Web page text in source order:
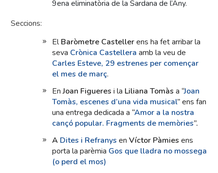
9ena eliminatòria de la Sardana de l’Any.
Seccions:
ElBaròmetre Castellerens ha fet arribar la
seva Crònica Castelleraamb la veu de
Carles Esteve, 29 estrenes per començar
el mes de març.
EnJoan Figueresi la Liliana Tomàsa “Joan
Tomàs, escenes d’una vida musical”ens fan
una entrega dedicada a “Amor a la nostra
cançó popular. Fragments de memòries”.
A Dites i Refranysen Víctor Pàmiesens
porta la parèmia Gos que lladra no mossega
(o perd el mos)